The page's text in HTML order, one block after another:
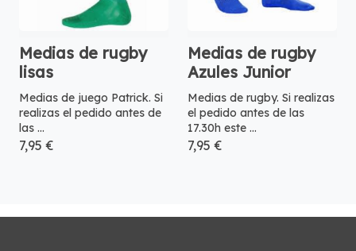
Medias de rugby
lisas
Medias de juego Patrick. Si
realizas el pedido antes de
las ...
7,95 €
Medias de rugby
Azules Junior
Medias de rugby. Si realizas
el pedido antes de las
17.30h este ...
7,95 €